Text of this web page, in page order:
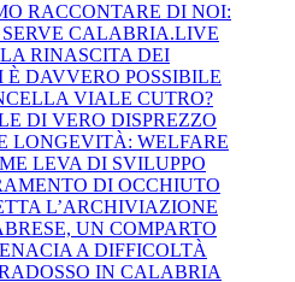
RACCONTARE DI NOI:
SERVE CALABRIA.LIVE
RINASCITA DEI
DAVVERO POSSIBILE
VIALE CUTRO?
DI VERO DISPREZZO
LONGEVITÀ: WELFARE
LEVA DI SVILUPPO
DI OCCHIUTO
L’ARCHIVIAZIONE
UN COMPARTO
A DIFFICOLTÀ
IN CALABRIA